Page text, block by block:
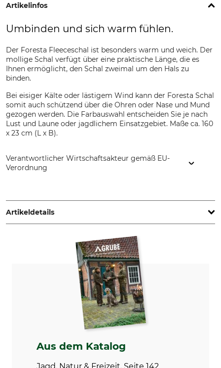
Artikelinfos
Umbinden und sich warm fühlen.
Der Foresta Fleeceschal ist besonders warm und weich. Der
mollige Schal verfügt über eine praktische Länge, die es
Ihnen ermöglicht, den Schal zweimal um den Hals zu
binden.
Bei eisiger Kälte oder lästigem Wind kann der Foresta Schal
somit auch schützend über die Ohren oder Nase und Mund
gezogen werden. Die Farbauswahl entscheiden Sie je nach
Lust und Laune oder jagdlichem Einsatzgebiet. Maße ca. 160
x 23 cm (L x B).
Verantwortlicher Wirtschaftsakteur gemäß EU-
Verordnung
Germany, www.foresta-germany.de
Artikeldetails
Produkttyp
Fleeceschal
Waschen
30 °C
Feinwäsche/Wollwäsche
Trocknen
Nicht im Wäschetrockner
trocknen
Professionelle Textilpflege
Aus dem Katalog